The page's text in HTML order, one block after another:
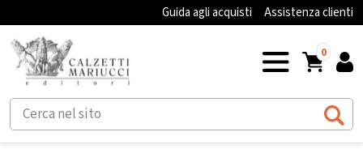
Guida agli acquisti Assistenza clienti
0